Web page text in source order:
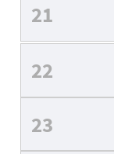
21
22
23